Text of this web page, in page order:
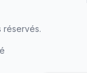
réservés.